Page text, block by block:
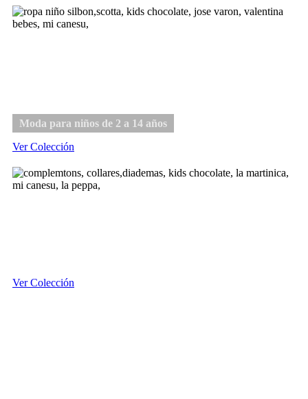
Moda para niños de 2 a 14 años
Ver Colección
Ver Colección